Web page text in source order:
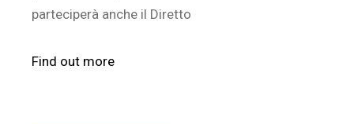
parteciperà anche il Diretto
Find out more